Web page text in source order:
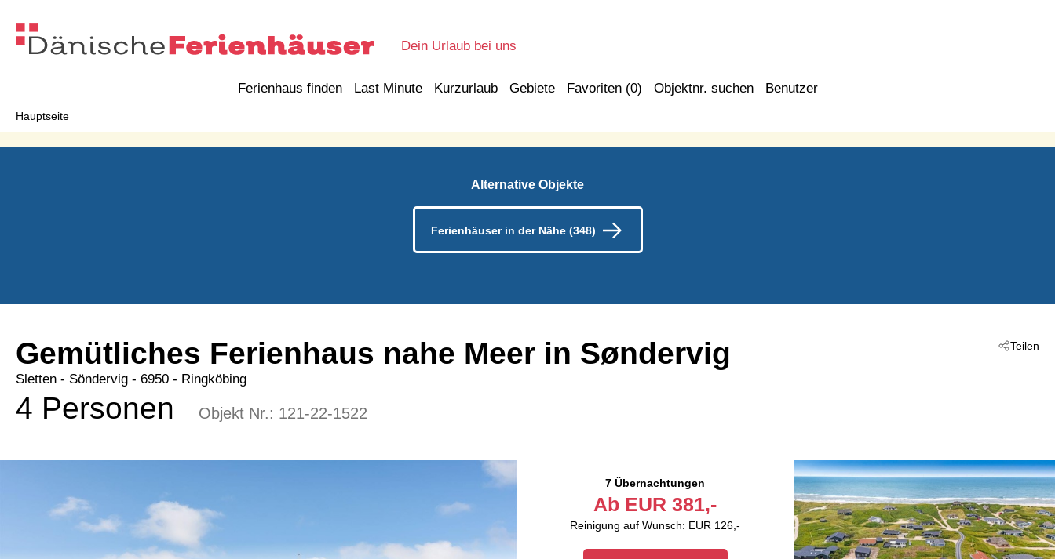
Dein Urlaub bei uns
Ferienhaus finden Last Minute Kurzurlaub Gebiete Favoriten (0) Objektnr. suchen Benutzer
Hauptseite
Alternative Objekte
Ferienhäuser in der Nähe (348)
Teilen
Gemütliches Ferienhaus nahe Meer in Søndervig
Sletten - Söndervig - 6950 - Ringköbing
4 Personen Objekt Nr.: 121-22-1522
7 Übernachtungen
Ab EUR 381,-
Reinigung auf Wunsch: EUR 126,-